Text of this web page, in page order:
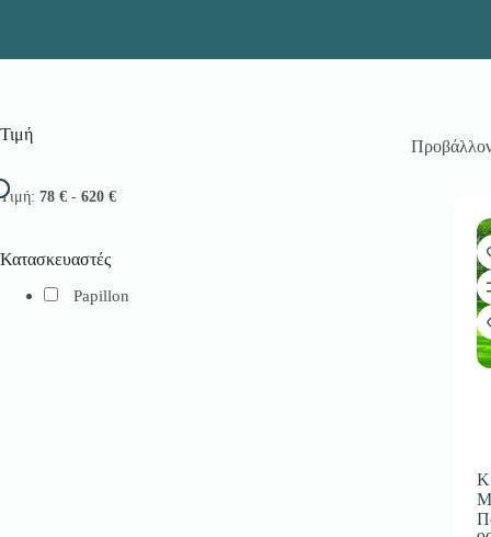
Τιμή
Τιμή: 78 € - 620 €
Κατασκευαστές
Papillon